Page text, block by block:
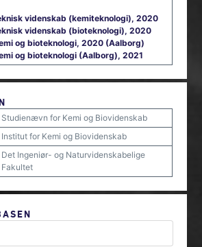
videnskab (kemiteknologi), 2020
videnskab (bioteknologi), 2020
og bioteknologi, 2020 (Aalborg)
og bioteknologi (Aalborg), 2021
Studienævn for Kemi og Biovidenskab
Institut for Kemi og Biovidenskab
Det Ingeniør- og Naturvidenskabelige
Fakultet